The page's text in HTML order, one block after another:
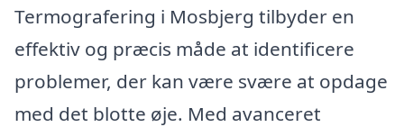
Termografering i Mosbjerg tilbyder en
effektiv og præcis måde at identificere
problemer, der kan være svære at opdage
med det blotte øje. Med avanceret